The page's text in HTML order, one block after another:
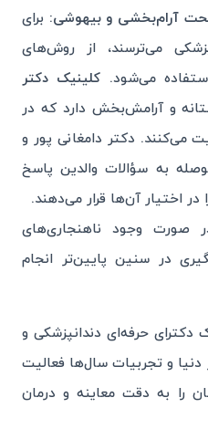
آرام‌بخشی و بیهوشی: برای
می‌ترسند، از روش‌های
می‌شود. کلینیک دکتر
و آرامش‌بخش دارد که در
می‌کنند. دکتر دامغانی پور و
به سؤالات والدین پاسخ
در اختیار آن‌ها قرار می‌دهند.
صورت وجود ناهنجاری‌های
در سنین پایین‌تر انجام
دکترای حرفه‌ای دندانپزشکی و
دنیا و تجربیات سال‌ها فعالیت
را به دقت معاینه و درمان